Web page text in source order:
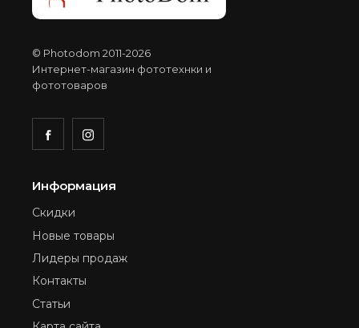
© Photodom 2011-2026
Интернет-магазин фототехнки и
фототоваров
Информация
Скидки
Новые товары
Лидеры продаж
Контакты
Статьи